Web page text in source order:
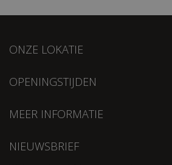
ONZE LOKATIE
OPENINGSTIJDEN
MEER INFORMATIE
NIEUWSBRIEF